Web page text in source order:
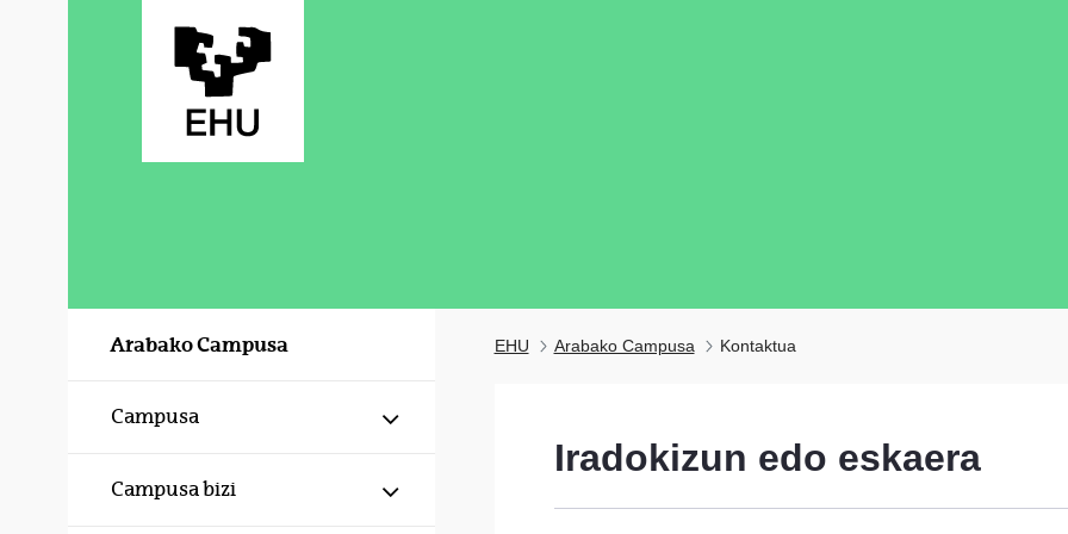
Arabako Campusa
Campusa Erakutsi/izkutatu azpiorriak
Campusa bizi Erakutsi/izkutatu azpiorriak
EHU Arabako Campusa Kontaktua
Iradokizun edo eskaera